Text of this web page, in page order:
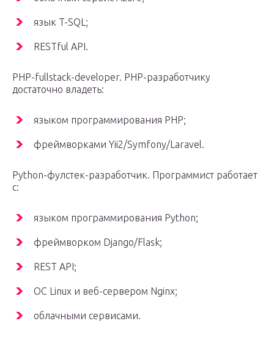
язык T-SQL;
RESTful API.
PHP-fullstack-developer. PHP-разработчику
достаточно владеть:
языком программирования PHP;
фреймворками Yii2/Symfony/Laravel.
Python-фулстек-разработчик. Программист работает
с:
языком программирования Python;
фреймворком Django/Flask;
REST API;
ОС Linux и веб-сервером Nginx;
облачными сервисами.